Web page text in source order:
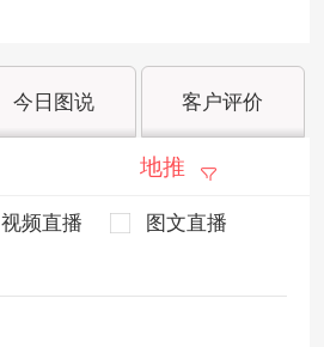
今日图说 客户评价
地推
视频直播
图文直播